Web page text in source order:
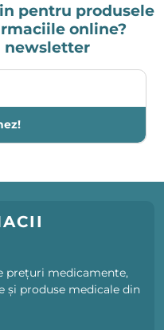
pentru produsele
online?
newsletter
prețuri medicamente,
și produse medicale din